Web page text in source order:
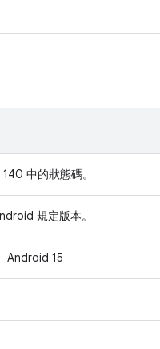
中的狀態碼。
規定版本。
Android 15